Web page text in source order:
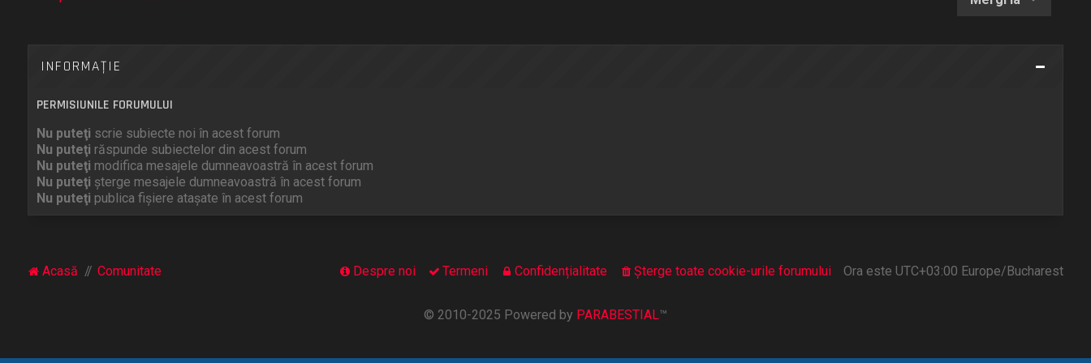
INFORMAŢIE
PERMISIUNILE FORUMULUI
Nu puteţi scrie subiecte noi în acest forum
Nu puteţi răspunde subiectelor din acest forum
Nu puteţi modifica mesajele dumneavoastră în acest forum
Nu puteţi şterge mesajele dumneavoastră în acest forum
Nu puteţi publica fişiere ataşate în acest forum
Acasă Comunitate Ora este UTC+03:00 Europe/Bucharest
Şterge toate cookie-urile forumului
Confidențialitate
Termeni
Despre noi
© 2010-2025 Powered by PARABESTIAL™